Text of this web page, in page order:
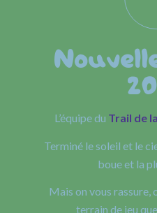
L’équipe du Trail de
Terminé le soleil et le
boue et la
Mais on vous rassure,
terrain de jeu